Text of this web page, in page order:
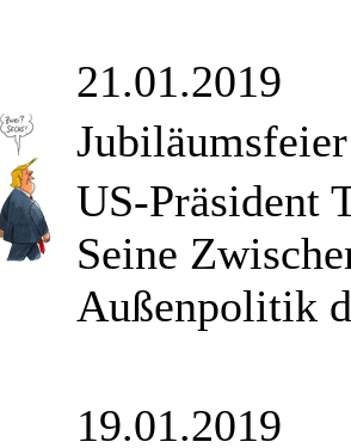
21.01.2019
Jubiläumsfeier
US-Präsident
Seine
Außenpolitik
19.01.2019